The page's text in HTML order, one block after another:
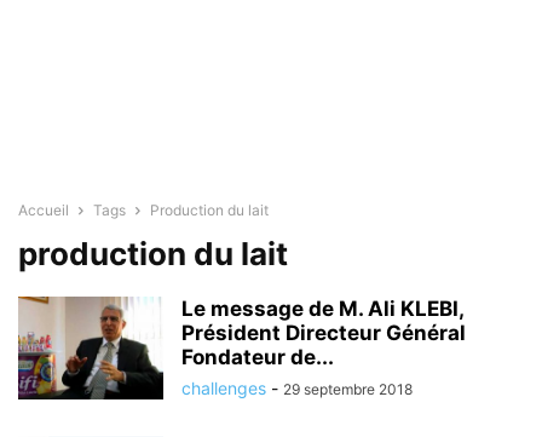
Accueil Tags Production du lait
production du lait
Le message de M. Ali KLEBI,
Président Directeur Général
Fondateur de...
challenges - 29 septembre 2018